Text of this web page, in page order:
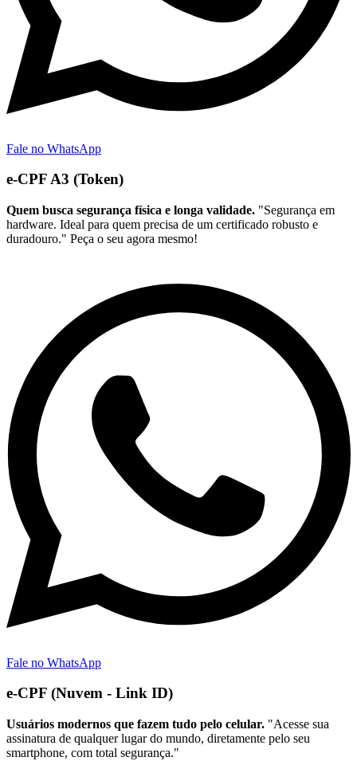
Fale no WhatsApp
e-CPF A3 (Token)
Quem busca segurança física e longa validade. "Segurança em
hardware. Ideal para quem precisa de um certificado robusto e
duradouro." Peça o seu agora mesmo!
Fale no WhatsApp
e-CPF (Nuvem - Link ID)
Usuários modernos que fazem tudo pelo celular. "Acesse sua
assinatura de qualquer lugar do mundo, diretamente pelo seu
smartphone, com total segurança."